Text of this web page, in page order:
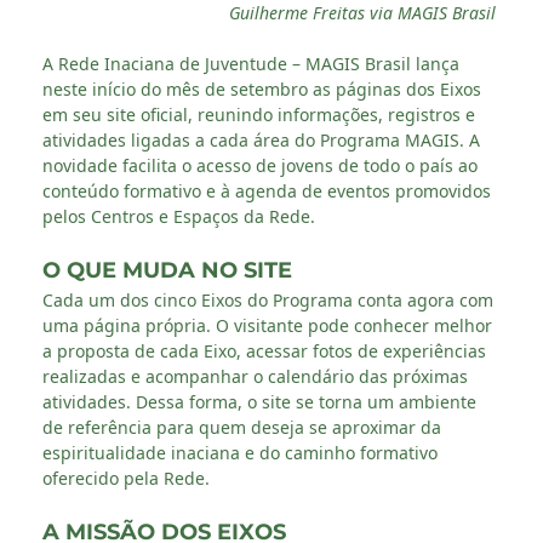
Guilherme Freitas via MAGIS Brasil
A Rede Inaciana de Juventude – MAGIS Brasil lança
neste início do mês de setembro as páginas dos Eixos
em seu site oficial, reunindo informações, registros e
atividades ligadas a cada área do Programa MAGIS. A
novidade facilita o acesso de jovens de todo o país ao
conteúdo formativo e à agenda de eventos promovidos
pelos Centros e Espaços da Rede.
O QUE MUDA NO SITE
Cada um dos cinco Eixos do Programa conta agora com
uma página própria. O visitante pode conhecer melhor
a proposta de cada Eixo, acessar fotos de experiências
realizadas e acompanhar o calendário das próximas
atividades. Dessa forma, o site se torna um ambiente
de referência para quem deseja se aproximar da
espiritualidade inaciana e do caminho formativo
oferecido pela Rede.
A MISSÃO DOS EIXOS